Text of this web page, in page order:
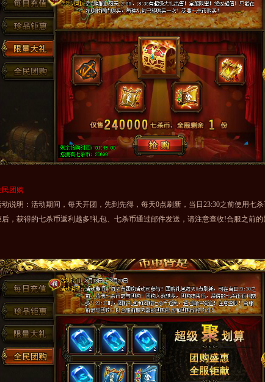
团购
明：活动期间，每天开团，先到先得，每天0点刷新，当日23:30之前使用七杀
后，获得的七杀币返利越多!礼包、七杀币通过邮件发送，请注意查收!合服之前